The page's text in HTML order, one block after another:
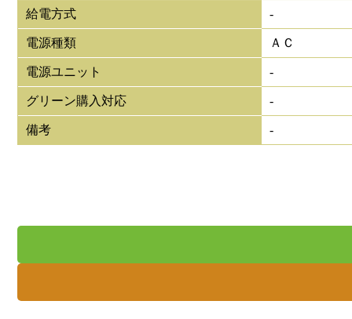
給電方式 -
電源種類 ＡＣ
電源ユニット -
グリーン購入対応 -
備考 -